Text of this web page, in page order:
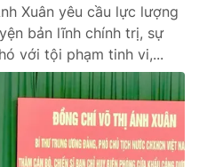
Xuân yêu cầu lực lượng
bản lĩnh chính trị, sự
với tội phạm tinh vi,...